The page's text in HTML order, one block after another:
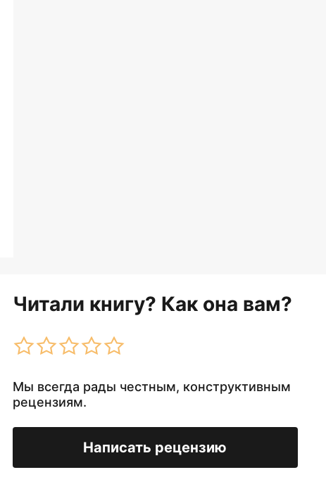
Читали книгу? Как она вам?
Мы всегда рады честным, конструктивным
рецензиям.
Написать рецензию